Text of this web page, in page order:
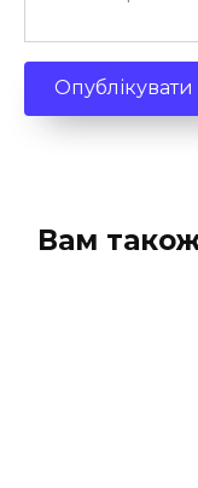
Вам